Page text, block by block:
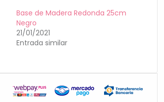
Base de Madera Redonda 25cm
Negro
21/01/2021
Entrada similar